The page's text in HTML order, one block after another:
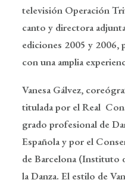
televisión Operación
canto y directora
ediciones 2005 y 2006,
con una amplia
Vanesa Gálvez,
titulada por el Real
grado profesional de
Española y por el
de Barcelona (Instituto
la Danza. El estilo de